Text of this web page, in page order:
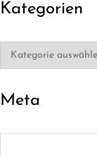
Kategorien
Kategorien
Meta